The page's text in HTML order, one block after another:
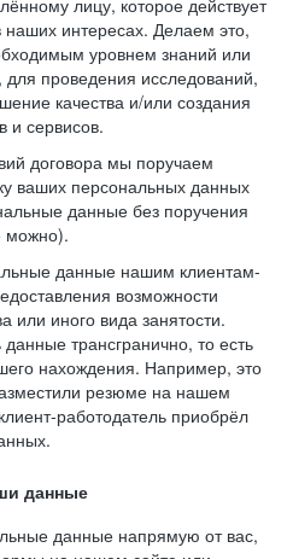
лицу, которое действует
интересах. Делаем это,
уровнем знаний или
проведения исследований,
качества и/или создания
и сервисов.
договора мы поручаем
ваших персональных данных
данные без поручения
можно).
данные нашим клиентам-
возможности
или иного вида занятости.
трансгранично, то есть
нахождения. Например, это
резюме на нашем
работодатель приобрёл
данные
данные напрямую от вас,